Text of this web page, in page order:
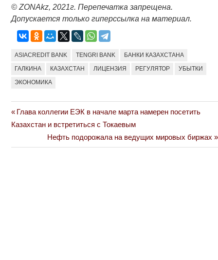
© ZONAkz, 2021г. Перепечатка запрещена.
Допускается только гиперссылка на материал.
ASIACREDIT BANK TENGRI BANK БАНКИ КАЗАХСТАНА
ГАЛКИНА КАЗАХСТАН ЛИЦЕНЗИЯ РЕГУЛЯТОР УБЫТКИ
ЭКОНОМИКА
Навигация
Previous
Post:
Глава коллегии ЕЭК в начале марта намерен посетить
Казахстан и встретиться с Токаевым
Next
Post:
Нефть подорожала на ведущих мировых биржах